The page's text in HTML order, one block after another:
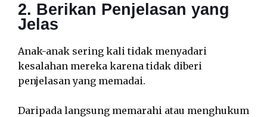
2. Berikan Penjelasan yang
Jelas
Anak-anak sering kali tidak menyadari
kesalahan mereka karena tidak diberi
penjelasan yang memadai.
Daripada langsung memarahi atau menghukum